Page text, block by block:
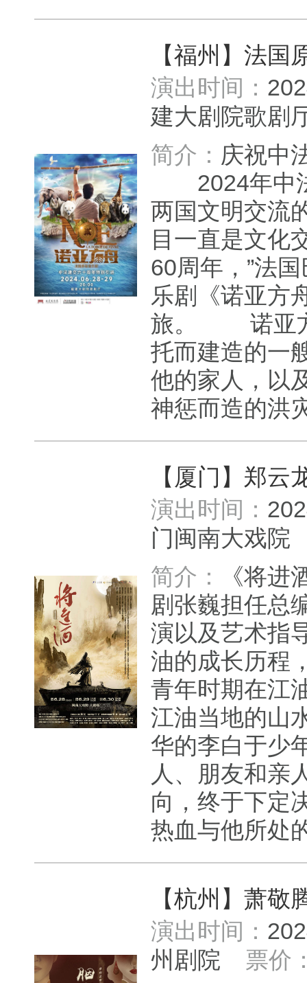
【福州】法国
演出时间：
建大剧院歌
简介： 庆祝中
2024年中法
两国文明交
目一直是文化
60周年，”法
乐剧《诺亚方
旅。 诺亚方
托而建造的一
他的家人，以
神惩而造的洪
【厦门】郑
演出时间：
门闽南大戏
简介：
《将
剧张巍担任总
演以及艺术指
油的成长历程
青年时期在江
江油当地的山
华的李白于少
人、朋友和亲
向，终于下定
热血与他所处
【杭州】萧
演出时间：
州剧院 票价